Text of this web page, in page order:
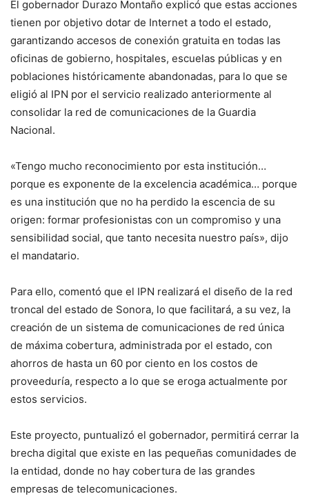
El gobernador Durazo Montaño explicó que estas acciones
tienen por objetivo dotar de Internet a todo el estado,
garantizando accesos de conexión gratuita en todas las
oficinas de gobierno, hospitales, escuelas públicas y en
poblaciones históricamente abandonadas, para lo que se
eligió al IPN por el servicio realizado anteriormente al
consolidar la red de comunicaciones de la Guardia
Nacional.
«Tengo mucho reconocimiento por esta institución…
porque es exponente de la excelencia académica… porque
es una institución que no ha perdido la escencia de su
origen: formar profesionistas con un compromiso y una
sensibilidad social, que tanto necesita nuestro país», dijo
el mandatario.
Para ello, comentó que el IPN realizará el diseño de la red
troncal del estado de Sonora, lo que facilitará, a su vez, la
creación de un sistema de comunicaciones de red única
de máxima cobertura, administrada por el estado, con
ahorros de hasta un 60 por ciento en los costos de
proveeduría, respecto a lo que se eroga actualmente por
estos servicios.
Este proyecto, puntualizó el gobernador, permitirá cerrar la
brecha digital que existe en las pequeñas comunidades de
la entidad, donde no hay cobertura de las grandes
empresas de telecomunicaciones.